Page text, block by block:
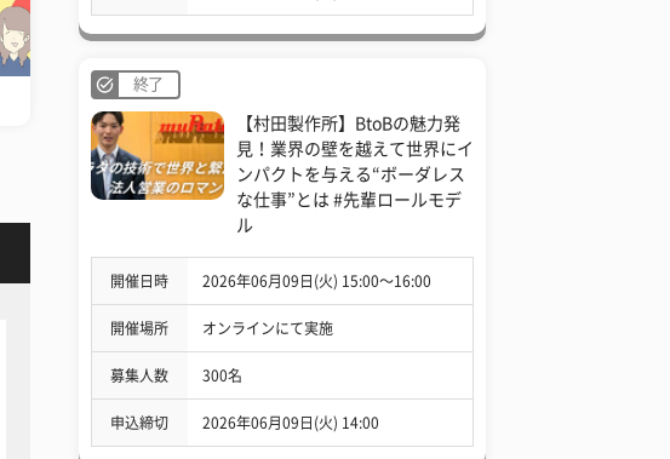
終了
【村田製作所】BtoBの魅力発
見！業界の壁を越えて世界にイ
ンパクトを与える“ボーダレス
な仕事”とは #先輩ロールモデ
ル
開催日時 2026年06月09日(火) 15:00〜16:00
開催場所 オンラインにて実施
募集人数 300名
申込締切 2026年06月09日(火) 14:00